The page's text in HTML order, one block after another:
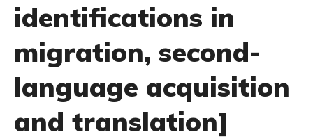
identifications in
migration, second-
language acquisition
and translation]